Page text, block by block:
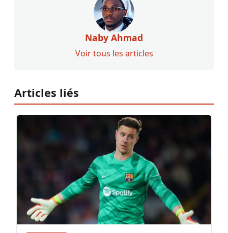
Naby Ahmad
Voir tous les articles
Articles liés